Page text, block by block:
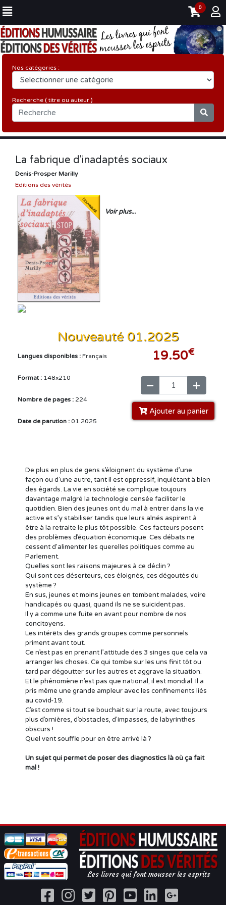
0
Nos catégories :
Recherche ( titre ou auteur )
La fabrique d'inadaptés sociaux
Denis-Prosper Marilly
Editions des vérités
Voir plus...
Nouveauté 01.2025
Langues disponibles : Français
Format : 148x210
Nombre de pages : 224
Date de parution : 01.2025
19.50€
Ajouter au panier
De plus en plus de gens s’éloignent du système d’une
façon ou d’une autre, tant il est oppressif, inquiétant à bien
des égards. La vie en société se complique toujours
davantage malgré la technologie censée faciliter le
quotidien. Bien des jeunes ont du mal à entrer dans la vie
active et s’y stabiliser tandis que leurs aînés aspirent à
être à la retraite le plus tôt possible. Ces facteurs posent
des problèmes d’équation économique. Ces débats ne
cessent d’alimenter les querelles politiques comme au
Parlement.
Quelles sont les raisons majeures à ce déclin ?
Qui sont ces déserteurs, ces éloignés, ces dégoutés du
système ?
En sus, jeunes et moins jeunes en tombent malades, voire
handicapés ou quasi, quand ils ne se suicident pas.
Il y a comme une fuite en avant pour nombre de nos
concitoyens.
Les intérêts des grands groupes comme personnels
priment avant tout.
Ce n’est pas en prenant l’attitude des 3 singes que cela va
arranger les choses. Ce qui tombe sur les uns finit tôt ou
tard par dégoutter sur les autres et aggrave la situation.
Et le phénomène n’est pas que national, il est mondial. Il a
pris même une grande ampleur avec les confinements liés
au covid-19.
C’est comme si tout se bouchait sur la route, avec toujours
plus d’ornières, d’obstacles, d’impasses, de labyrinthes
obscurs !
Quel vent souffle pour en être arrivé là ?
Un sujet qui permet de poser des diagnostics là où ça fait
mal !
Les livres qui font mousser les esprits